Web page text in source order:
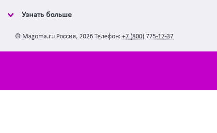
Узнать больше
© Magoma.ru Россия, 2026 Телефон: +7 (800) 775-17-37